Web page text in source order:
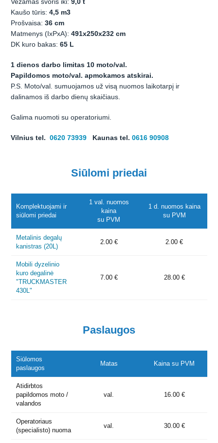
Vežamas svoris iki:9,0 t
Kaušo tūris:4,5 m3
Prošvaisa:36 cm
Matmenys (IxPxA):491x250x232 cm
DK kuro bakas:65 L
1 dienos darbo limitas 10 moto/val.
Papildomos moto/val. apmokamos atskirai.
P.S. Moto/val. sumuojamos už visą nuomos laikotarpį ir
dalinamos iš darbo dienų skaičiaus.
Galima nuomoti su operatoriumi.
Vilnius tel.0620 73939 Kaunas tel.0616 90908
Siūlomi priedai
Komplektuojami ir
siūlomi priedai
1 val. nuomos
kaina
su PVM
1 d. nuomos kaina
su PVM
Metalinis degalų
kanistras (20L)
2.00 € 2.00 €
Mobili dyzelinio
kuro degalinė
"TRUCKMASTER
430L"
7.00 € 28.00 €
Paslaugos
Siūlomos
paslaugos
Matas Kaina su PVM
Atidirbtos
papildomos moto /
valandos
val. 16.00 €
Operatoriaus
(specialisto) nuoma
val. 30.00 €